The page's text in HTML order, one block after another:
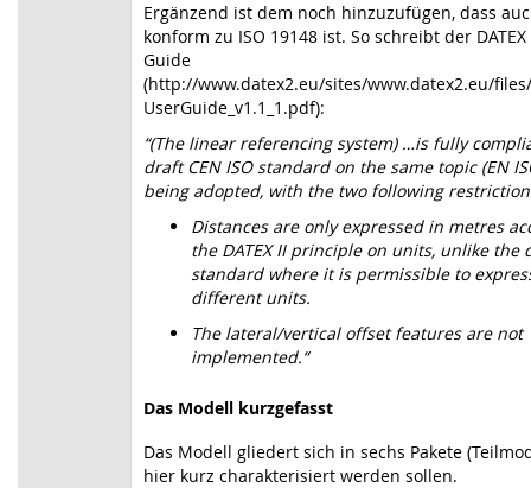
Ergänzend ist dem noch hinzuzufügen, dass
konform zu ISO 19148 ist. So schreibt der
Guide
(http://www.datex2.eu/sites/www.datex2.eu/files/
UserGuide_v1.1_1.pdf):
“(The linear referencing system) …is fully
draft CEN ISO standard on the same topic (EN
being adopted, with the two following
Distances are only expressed in metres
the DATEX II principle on units, unlike the
standard where it is permissible to
different units.
The lateral/vertical offset features are not
implemented.“
Das Modell kurzgefasst
Das Modell gliedert sich in sechs Pakete
hier kurz charakterisiert werden sollen.